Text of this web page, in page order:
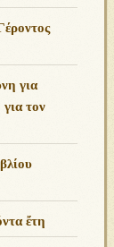
για
για τον
ἔτη